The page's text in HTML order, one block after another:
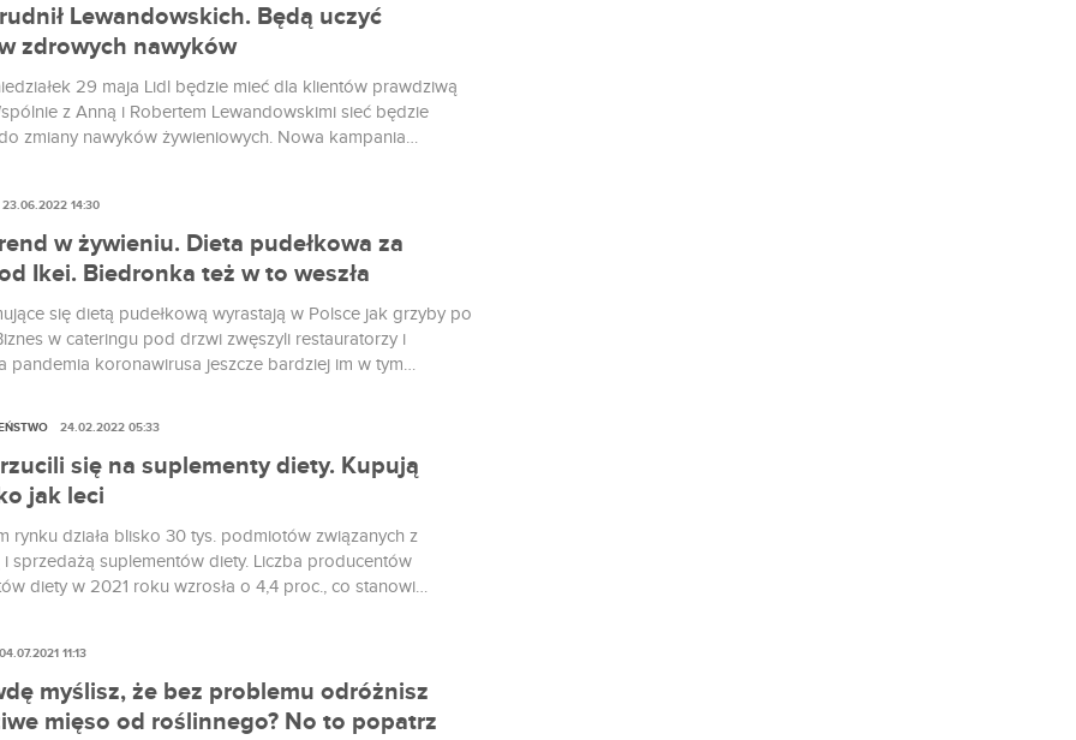
Lewandowskich. Będą uczyć
zdrowych nawyków
29 maja Lidl będzie mieć dla klientów prawdziwą
z Anną i Robertem Lewandowskimi sieć będzie
zmiany nawyków żywieniowych. Nowa kampania
sieć sklepów obiecuje wsparcie od dietetyków,
i trenerów.
w żywieniu. Dieta pudełkowa za
Ikei. Biedronka też w to weszła
się dietą pudełkową wyrastają w Polsce jak grzyby po
w cateringu pod drzwi zwęszyli restauratorzy i
pandemia koronawirusa jeszcze bardziej im w tym
23.06.2022 14:30
się na suplementy diety. Kupują
jak leci
rynku działa blisko 30 tys. podmiotów związanych z
sprzedażą suplementów diety. Liczba producentów
diety w 2021 roku wzrosła o 4,4 proc., co stanowi
diety, rynek ten, według danych PMR, ma obecnie
24.02.2022 05:33
myślisz, że bez problemu odróżnisz
mięso od roślinnego? No to popatrz
04.07.2021 11:13